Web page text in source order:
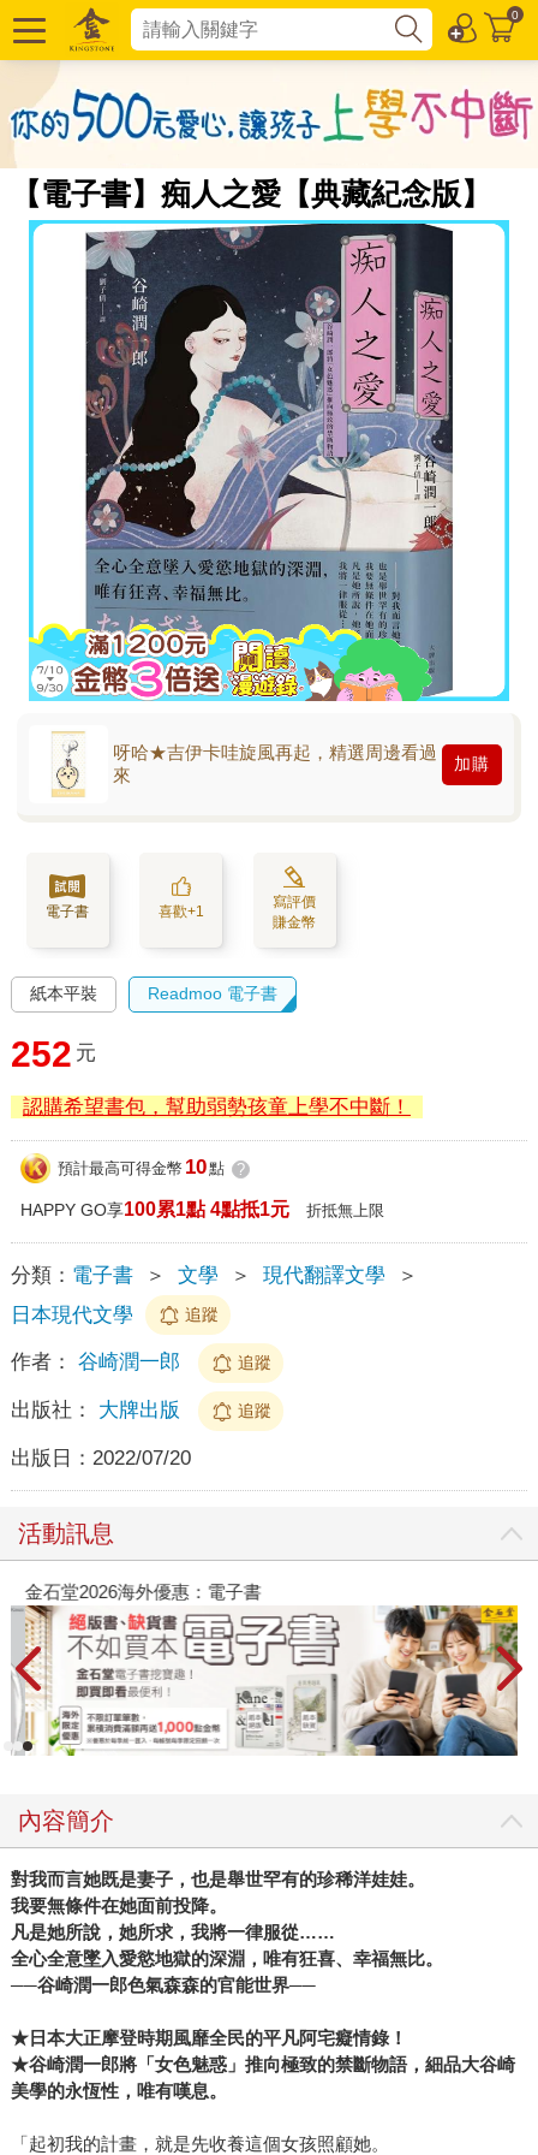
0
【電子書】痴人之愛【典藏紀念版】
呀哈★吉伊卡哇旋風再起，精選周邊看過
來
加購
電子書 喜歡+1
寫評價
賺金幣
紙本平裝 Readmoo 電子書
252 元
認購希望書包，幫助弱勢孩童上學不中斷！
預計最高可得金幣 10點 ?
HAPPY GO享100累1點 4點抵1元 折抵無上限
分類： 電子書 ＞ 文學 ＞ 現代翻譯文學
＞
日本現代文學
追蹤
作者： 谷崎潤一郎 追蹤
出版社： 大牌出版 追蹤
出版日： 2022/07/20
活動訊息
金石堂2026海外優惠：電子書
內容簡介
對我而言她既是妻子，也是舉世罕有的珍稀洋娃娃。
我要無條件在她面前投降。
凡是她所說，她所求，我將一律服從……
全心全意墜入愛慾地獄的深淵，唯有狂喜、幸福無比。
──谷崎潤一郎色氣森森的官能世界──
★日本大正摩登時期風靡全民的平凡阿宅癡情錄！
★谷崎潤一郎將「女色魅惑」推向極致的禁斷物語，細品大谷崎
美學的永恆性，唯有嘆息。
「起初我的計畫，就是先收養這個女孩照顧她。